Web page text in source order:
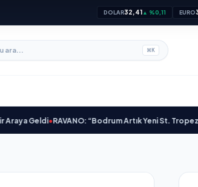
DOLAR32,41▲ %0,11 EURO
⌘K
•RAVANO: “Bodrum Artık Yeni St. Tropez Değil,